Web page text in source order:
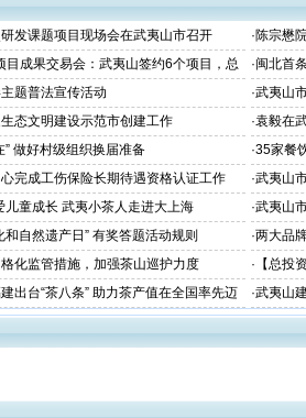
发课题项目现场会在武夷山市召开 ·陈宗懋
目成果交易会：武夷山签约6个项目，总
·闽北首
建成并
题普法宣传活动 ·武夷山
态文明建设示范市创建工作 ·袁毅在
” 做好村级组织换届准备 ·35家餐
位
完成工伤保险长期待遇资格认证工作 ·武夷山
儿童成长 武夷小茶人走进大上海 ·武夷山
看这里~
和自然遗产日” 有奖答题活动规则 ·两大品
品牌价值
化监管措施，加强茶山巡护力度 · 【总投
目涉及
出台“茶八条” 助力茶产值在全国率先迈
·武夷山
多项机制